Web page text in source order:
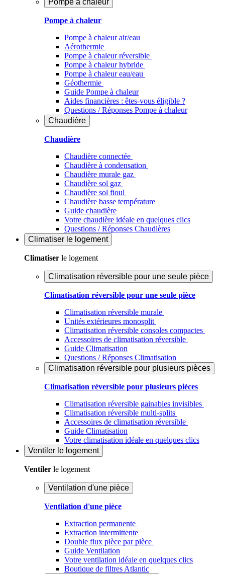
Pompe à chaleur
Pompe à chaleur
Pompe à chaleur air/eau
Aérothermie
Pompe à chaleur réversible
Pompe à chaleur hybride
Pompe à chaleur​ eau/eau
Géothermie
Guide Pompe à chaleur
Aides financières : êtes-vous éligible ?
Questions / Réponses Pompe à chaleur
Chaudière
Chaudière
Chaudière connectée
Chaudière à condensation
Chaudière murale gaz
Chaudière sol gaz
Chaudière sol fioul
Chaudière basse température
Guide chaudière
Votre chaudière idéale en quelques clics
Questions / Réponses Chaudières
Climatiser le logement
Climatiser le logement
Climatisation réversible pour une seule pièce
Climatisation réversible pour une seule pièce
Climatisation réversible murale
Unités extérieures monosplit
Climatisation réversible consoles compactes
Accessoires de climatisation réversible
Guide Climatisation
Questions / Réponses Climatisation
Climatisation réversible pour plusieurs pièces
Climatisation réversible pour plusieurs pièces
Climatisation réversible gainables invisibles
Climatisation réversible multi-splits
Accessoires de climatisation réversible
Guide Climatisation
Votre climatisation idéale en quelques clics
Ventiler le logement
Ventiler le logement
Ventilation d'une pièce
Ventilation d'une pièce
Extraction permanente
Extraction intermittente
Double flux pièce par pièce
Guide Ventilation
Votre ventilation idéale en quelques clics
Boutique de filtres Atlantic